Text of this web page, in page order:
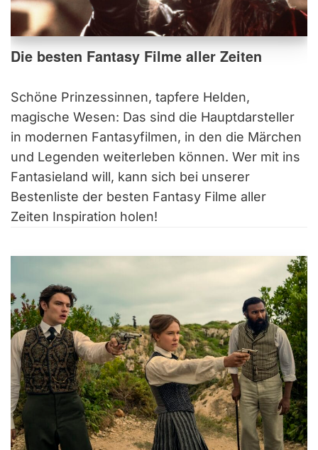
Die besten Fantasy Filme aller Zeiten
Schöne Prinzessinnen, tapfere Helden,
magische Wesen: Das sind die Hauptdarsteller
in modernen Fantasyfilmen, in den die Märchen
und Legenden weiterleben können. Wer mit ins
Fantasieland will, kann sich bei unserer
Bestenliste der besten Fantasy Filme aller
Zeiten Inspiration holen!